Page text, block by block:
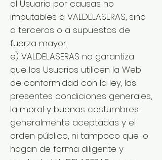
al Usuario por causas no
imputables a VALDELASERAS, sino
a terceros o a supuestos de
fuerza mayor.
e) VALDELASERAS no garantiza
que los Usuarios utilicen la Web
de conformidad con la ley, las
presentes condiciones generales,
la moral y buenas costumbres
generalmente aceptadas y el
orden público, ni tampoco que lo
hagan de forma diligente y